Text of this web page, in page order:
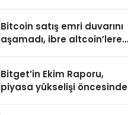
Bitcoin satış emri duvarını
aşamadı, ibre altcoin’lere
Bitget’in Ekim Raporu,
piyasa yükselişi öncesinde